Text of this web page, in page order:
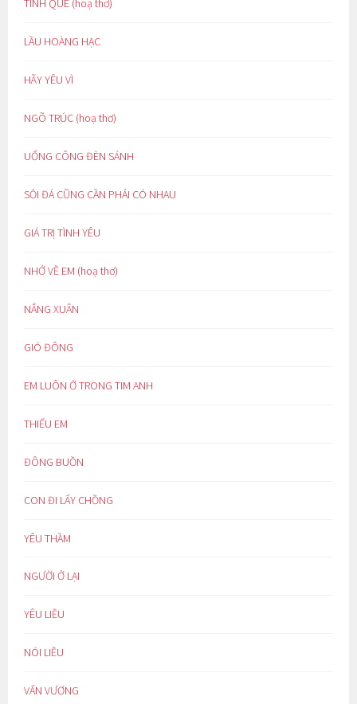
TÌNH QUÊ (hoạ thơ)
LẦU HOÀNG HẠC
HÃY YÊU VÌ
NGÕ TRÚC (hoạ thơ)
UỔNG CÔNG ĐÈN SÁNH
SỎI ĐÁ CŨNG CẦN PHẢI CÓ NHAU
GIÁ TRỊ TÌNH YÊU
NHỚ VỀ EM (hoạ thơ)
NẮNG XUÂN
GIÓ ĐÔNG
EM LUÔN Ở TRONG TIM ANH
THIẾU EM
ĐÔNG BUỒN
CON ĐI LẤY CHỒNG
YÊU THẦM
NGƯỜI Ở LẠI
YÊU LIỀU
NÓI LIỀU
VẤN VƯƠNG